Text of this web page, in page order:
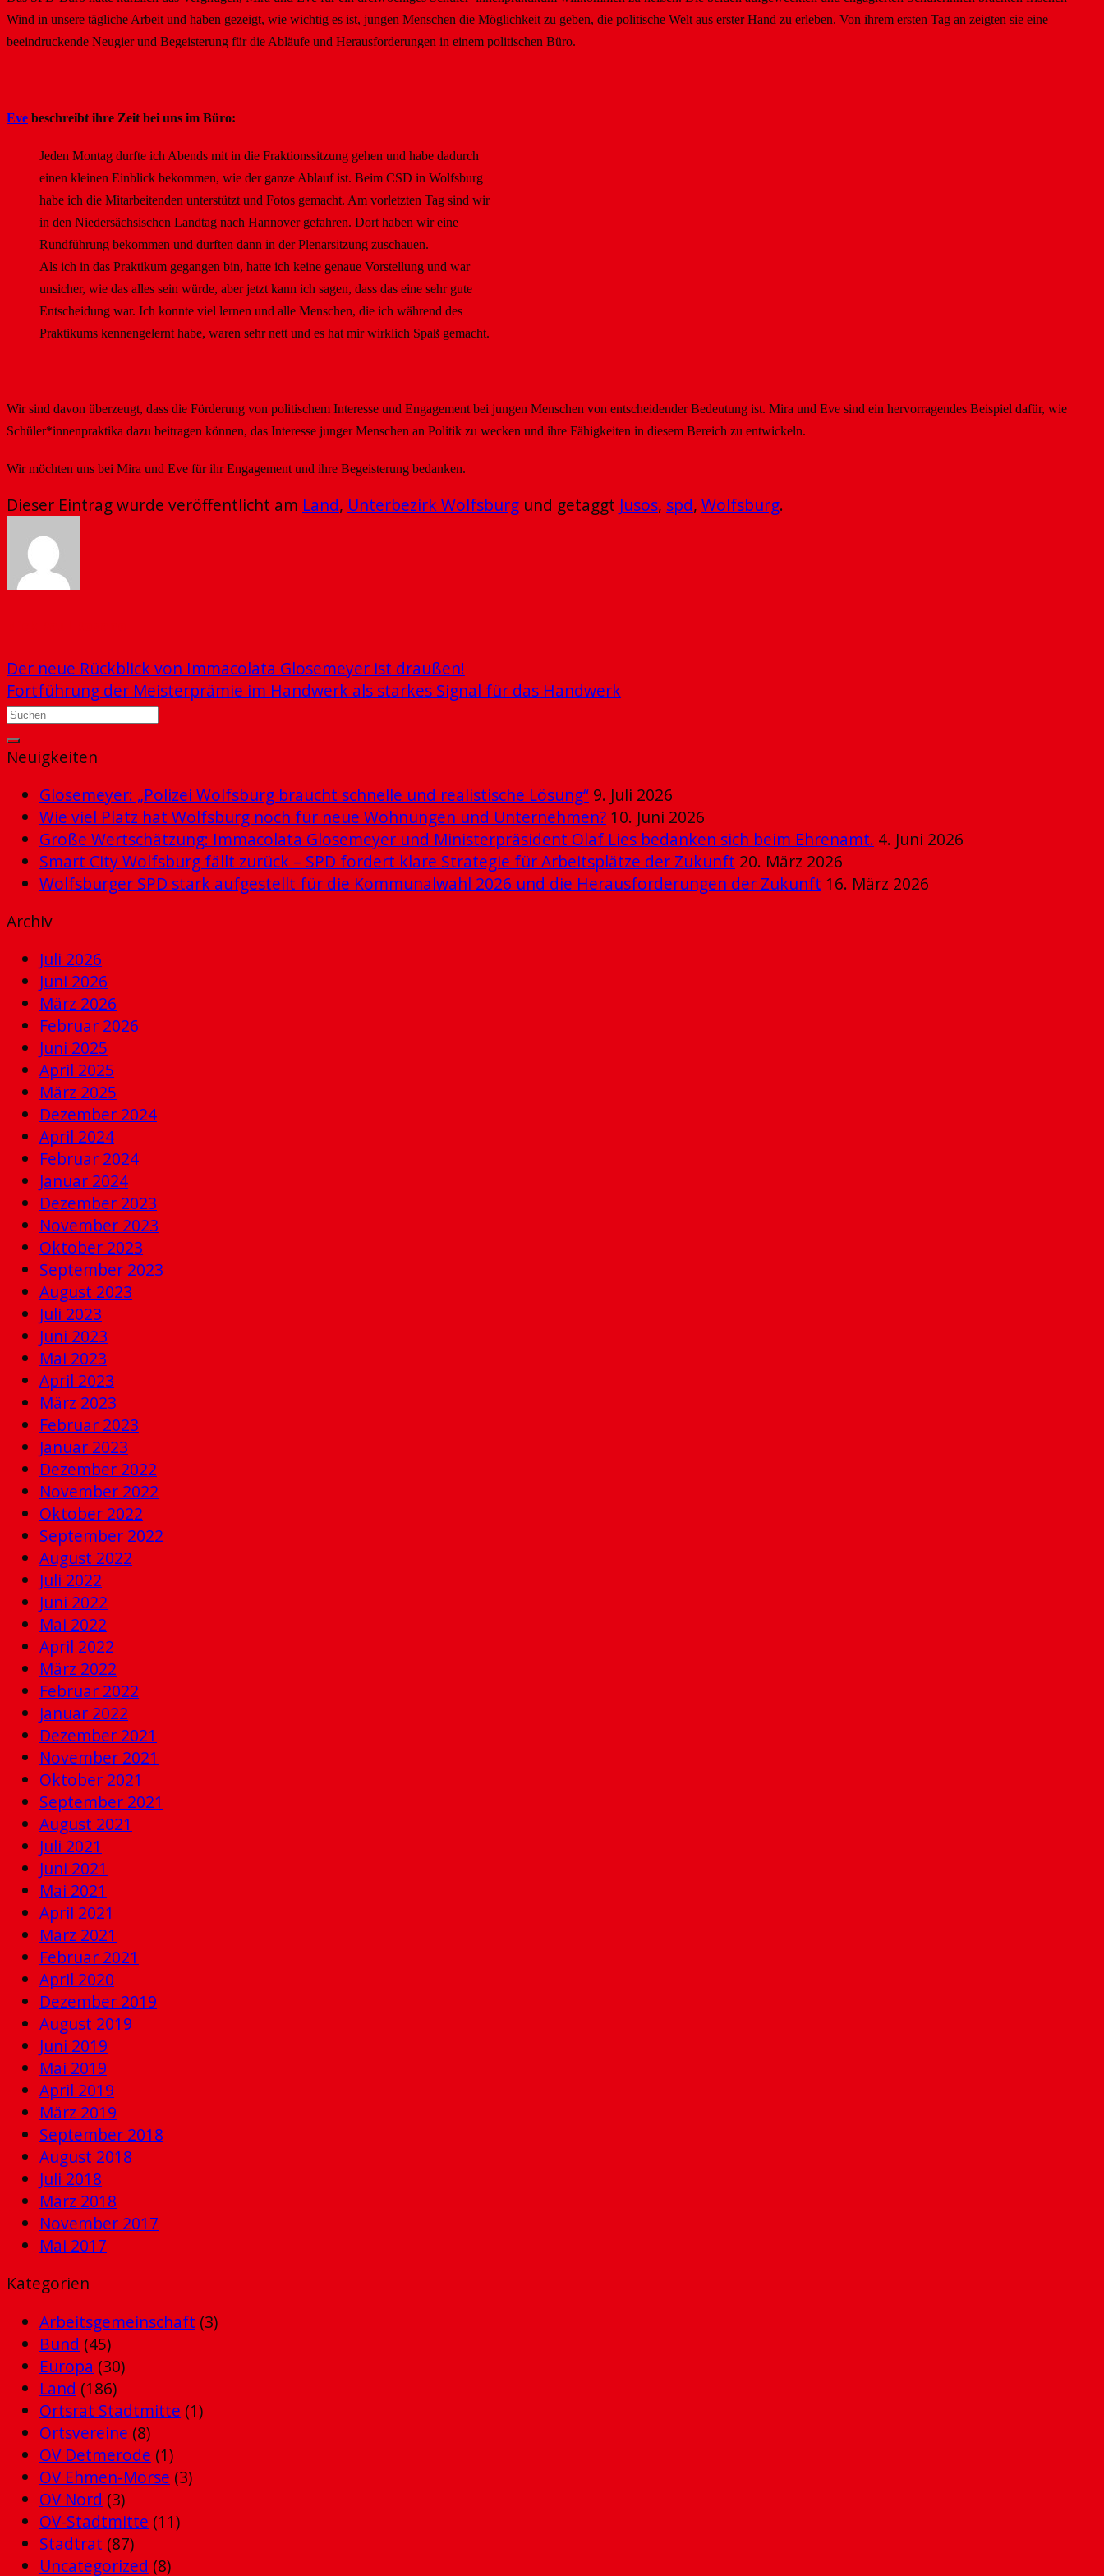
Wind in unsere tägliche Arbeit und haben gezeigt, wie wichtig es ist, jungen Menschen die Möglichkeit zu geben, die politische Welt aus erster Hand zu erleben. Von ihrem ersten Tag an zeigten sie eine
beeindruckende Neugier und Begeisterung für die Abläufe und Herausforderungen in einem politischen Büro.
Eve beschreibt ihre Zeit bei uns im Büro:
Jeden Montag durfte ich Abends mit in die Fraktionssitzung gehen und habe dadurch
einen kleinen Einblick bekommen, wie der ganze Ablauf ist. Beim CSD in Wolfsburg
habe ich die Mitarbeitenden unterstützt und Fotos gemacht. Am vorletzten Tag sind wir
in den Niedersächsischen Landtag nach Hannover gefahren. Dort haben wir eine
Rundführung bekommen und durften dann in der Plenarsitzung zuschauen.
Als ich in das Praktikum gegangen bin, hatte ich keine genaue Vorstellung und war
unsicher, wie das alles sein würde, aber jetzt kann ich sagen, dass das eine sehr gute
Entscheidung war. Ich konnte viel lernen und alle Menschen, die ich während des
Praktikums kennengelernt habe, waren sehr nett und es hat mir wirklich Spaß gemacht.
Wir sind davon überzeugt, dass die Förderung von politischem Interesse und Engagement bei jungen Menschen von entscheidender Bedeutung ist. Mira und Eve sind ein hervorragendes Beispiel dafür, wie
Schüler*innenpraktika dazu beitragen können, das Interesse junger Menschen an Politik zu wecken und ihre Fähigkeiten in diesem Bereich zu entwickeln.
Wir möchten uns bei Mira und Eve für ihr Engagement und ihre Begeisterung bedanken.
Dieser Eintrag wurde veröffentlicht am Land, Unterbezirk Wolfsburg und getaggt Jusos, spd, Wolfsburg.
Der neue Rückblick von Immacolata Glosemeyer ist draußen!
Fortführung der Meisterprämie im Handwerk als starkes Signal für das Handwerk
Neuigkeiten
Glosemeyer: „Polizei Wolfsburg braucht schnelle und realistische Lösung“ 9. Juli 2026
Wie viel Platz hat Wolfsburg noch für neue Wohnungen und Unternehmen? 10. Juni 2026
Große Wertschätzung: Immacolata Glosemeyer und Ministerpräsident Olaf Lies bedanken sich beim Ehrenamt. 4. Juni 2026
Smart City Wolfsburg fällt zurück – SPD fordert klare Strategie für Arbeitsplätze der Zukunft 20. März 2026
Wolfsburger SPD stark aufgestellt für die Kommunalwahl 2026 und die Herausforderungen der Zukunft 16. März 2026
Archiv
Juli 2026
Juni 2026
März 2026
Februar 2026
Juni 2025
April 2025
März 2025
Dezember 2024
April 2024
Februar 2024
Januar 2024
Dezember 2023
November 2023
Oktober 2023
September 2023
August 2023
Juli 2023
Juni 2023
Mai 2023
April 2023
März 2023
Februar 2023
Januar 2023
Dezember 2022
November 2022
Oktober 2022
September 2022
August 2022
Juli 2022
Juni 2022
Mai 2022
April 2022
März 2022
Februar 2022
Januar 2022
Dezember 2021
November 2021
Oktober 2021
September 2021
August 2021
Juli 2021
Juni 2021
Mai 2021
April 2021
März 2021
Februar 2021
April 2020
Dezember 2019
August 2019
Juni 2019
Mai 2019
April 2019
März 2019
September 2018
August 2018
Juli 2018
März 2018
November 2017
Mai 2017
Kategorien
Arbeitsgemeinschaft (3)
Bund (45)
Europa (30)
Land (186)
Ortsrat Stadtmitte (1)
Ortsvereine (8)
OV Detmerode (1)
OV Ehmen-Mörse (3)
OV Nord (3)
OV-Stadtmitte (11)
Stadtrat (87)
Uncategorized (8)